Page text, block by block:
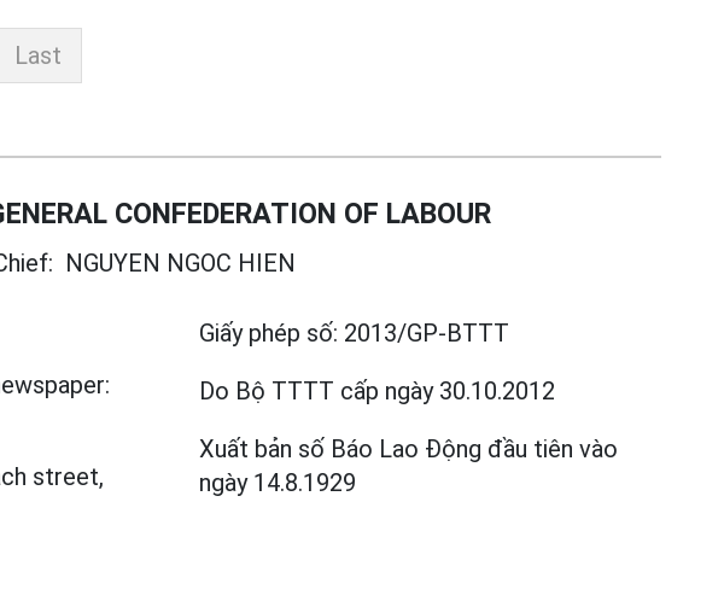
Last
CONFEDERATION OF LABOUR
NGUYEN NGOC HIEN
street,
Giấy phép số: 2013/GP-BTTT
Do Bộ TTTT cấp ngày 30.10.2012
Xuất bản số Báo Lao Động đầu tiên vào
ngày 14.8.1929